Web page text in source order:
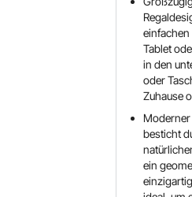
einfachen
Tablet
in den
oder
Zuhause
besticht
ein